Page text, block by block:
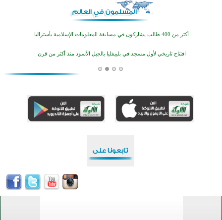
اختتام منافسات قرآنية متميزة في بنغلاديش بمشاركة 3000 متسابق
منطقة ريبوفسي تحتفل بميلاد مسجد جديد في أجواء إيمانية مميزة
القرآن والتربية في صدارة البرامج الصيفية للمسلمين في بينزا وساراتوف وموردوفيا هذا العام